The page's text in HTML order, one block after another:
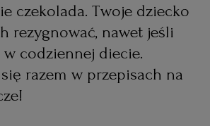
MIĘSA
RYBY
PRZEKĄSKI
FRANCUSKA
AMERYKAŃSKA
POLSKA
SZEF KUCHNI
BYDGOSZCZ
CZĘSTOCHOWA
DUŻY FORMAT
WOLNA SOBOTA
ALE HISTORIA
CLASSIC
WYBORCZA.BIZ
OBCASY
czekolada. Twoje dziecko
rezygnować, nawet jeśli
codziennej diecie.
razem w przepisach na